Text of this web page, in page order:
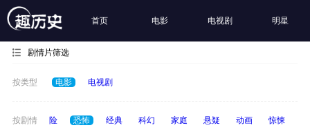
首页 电影 电视剧 明星
剧情片筛选
按类型 电影 电视剧
按剧情
爱情 冒险 恐怖 经典 科幻 家庭 悬疑 动画 惊悚